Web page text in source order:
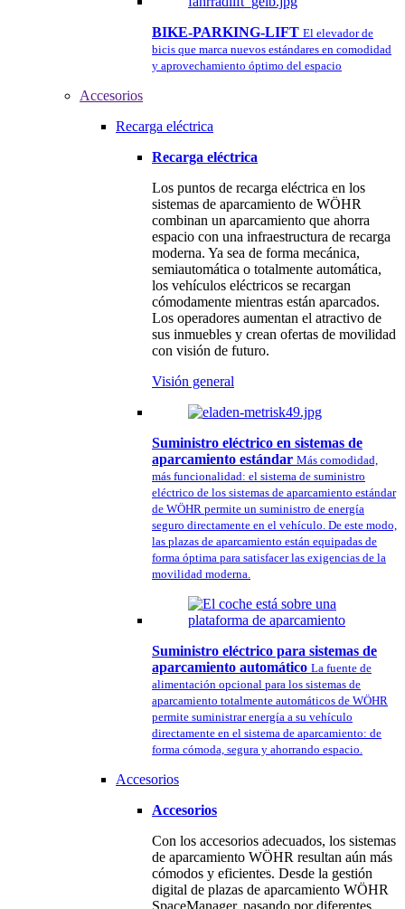
BIKE-PARKING-LIFT El elevador de
bicis que marca nuevos estándares en comodidad
y aprovechamiento óptimo del espacio
Accesorios
Recarga eléctrica
Recarga eléctrica
Los puntos de recarga eléctrica en los
sistemas de aparcamiento de WÖHR
combinan un aparcamiento que ahorra
espacio con una infraestructura de recarga
moderna. Ya sea de forma mecánica,
semiautomática o totalmente automática,
los vehículos eléctricos se recargan
cómodamente mientras están aparcados.
Los operadores aumentan el atractivo de
sus inmuebles y crean ofertas de movilidad
con visión de futuro.
Visión general
Suministro eléctrico en sistemas de
aparcamiento estándar Más comodidad,
más funcionalidad: el sistema de suministro
eléctrico de los sistemas de aparcamiento estándar
de WÖHR permite un suministro de energía
seguro directamente en el vehículo. De este modo,
las plazas de aparcamiento están equipadas de
forma óptima para satisfacer las exigencias de la
movilidad moderna.
Suministro eléctrico para sistemas de
aparcamiento automático La fuente de
alimentación opcional para los sistemas de
aparcamiento totalmente automáticos de WÖHR
permite suministrar energía a su vehículo
directamente en el sistema de aparcamiento: de
forma cómoda, segura y ahorrando espacio.
Accesorios
Accesorios
Con los accesorios adecuados, los sistemas
de aparcamiento WÖHR resultan aún más
cómodos y eficientes. Desde la gestión
digital de plazas de aparcamiento WÖHR
SpaceManager, pasando por diferentes